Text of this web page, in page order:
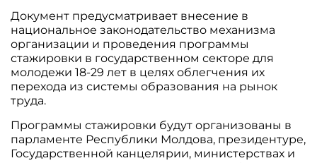
Документ предусматривает внесение в
национальное законодательство механизма
организации и проведения программы
стажировки в государственном секторе для
молодежи 18-29 лет в целях облегчения их
перехода из системы образования на рынок
труда.
Программы стажировки будут организованы в
парламенте Республики Молдова, президентуре,
Государственной канцелярии, министерствах и